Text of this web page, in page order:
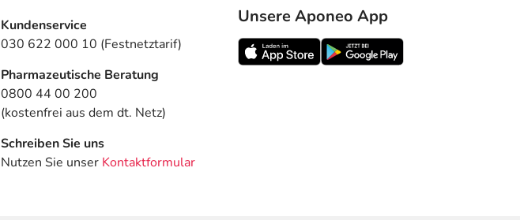
Kundenservice
030 622 000 10 (Festnetztarif)
Pharmazeutische Beratung
0800 44 00 200
(kostenfrei aus dem dt. Netz)
Schreiben Sie uns
Nutzen Sie unser Kontaktformular
Unsere Aponeo App